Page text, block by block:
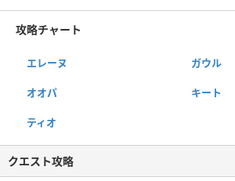
攻略チャート
エレーヌ ガウル
オオパ キート
ティオ
クエスト攻略